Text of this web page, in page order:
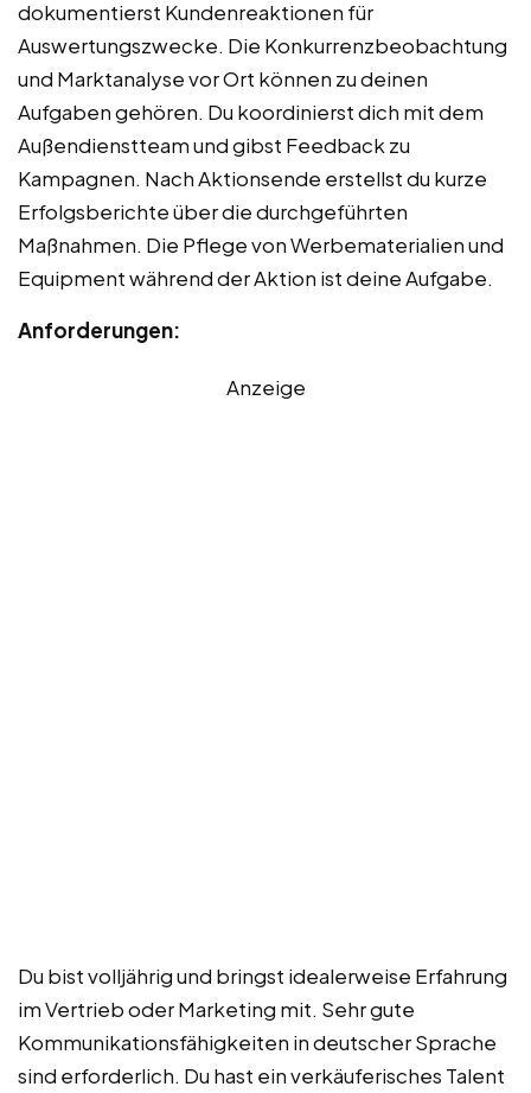
dokumentierst Kundenreaktionen für
Auswertungszwecke. Die Konkurrenzbeobachtung
und Marktanalyse vor Ort können zu deinen
Aufgaben gehören. Du koordinierst dich mit dem
Außendienstteam und gibst Feedback zu
Kampagnen. Nach Aktionsende erstellst du kurze
Erfolgsberichte über die durchgeführten
Maßnahmen. Die Pflege von Werbematerialien und
Equipment während der Aktion ist deine Aufgabe.
Anforderungen:
Anzeige
Du bist volljährig und bringst idealerweise Erfahrung
im Vertrieb oder Marketing mit. Sehr gute
Kommunikationsfähigkeiten in deutscher Sprache
sind erforderlich. Du hast ein verkäuferisches Talent